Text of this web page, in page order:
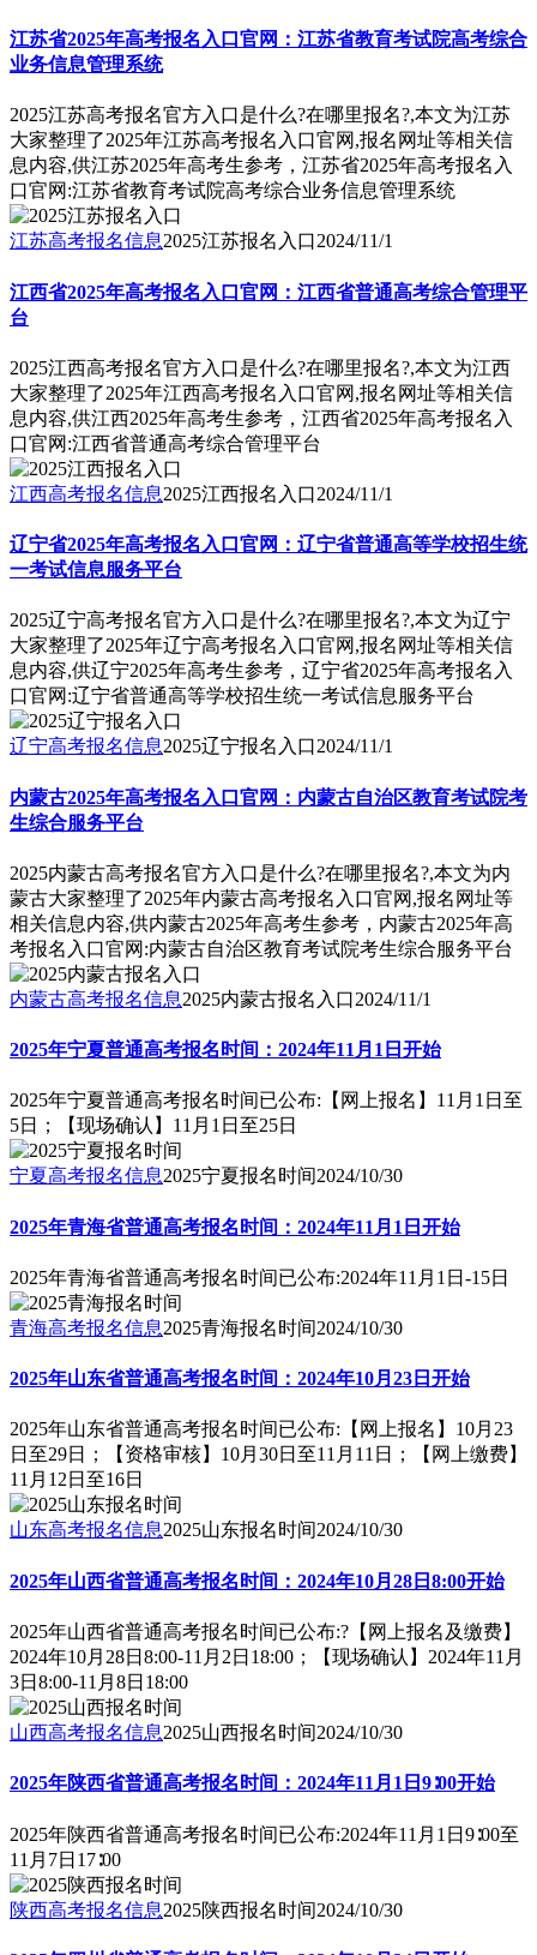
江苏省2025年高考报名入口官网：江苏省教育考试院高考综合
业务信息管理系统
2025江苏高考报名官方入口是什么?在哪里报名?,本文为江苏
大家整理了2025年江苏高考报名入口官网,报名网址等相关信
息内容,供江苏2025年高考生参考，江苏省2025年高考报名入
口官网:江苏省教育考试院高考综合业务信息管理系统
江苏高考报名信息2025江苏报名入口2024/11/1
江西省2025年高考报名入口官网：江西省普通高考综合管理平
台
2025江西高考报名官方入口是什么?在哪里报名?,本文为江西
大家整理了2025年江西高考报名入口官网,报名网址等相关信
息内容,供江西2025年高考生参考，江西省2025年高考报名入
口官网:江西省普通高考综合管理平台
江西高考报名信息2025江西报名入口2024/11/1
辽宁省2025年高考报名入口官网：辽宁省普通高等学校招生统
一考试信息服务平台
2025辽宁高考报名官方入口是什么?在哪里报名?,本文为辽宁
大家整理了2025年辽宁高考报名入口官网,报名网址等相关信
息内容,供辽宁2025年高考生参考，辽宁省2025年高考报名入
口官网:辽宁省普通高等学校招生统一考试信息服务平台
辽宁高考报名信息2025辽宁报名入口2024/11/1
内蒙古2025年高考报名入口官网：内蒙古自治区教育考试院考
生综合服务平台
2025内蒙古高考报名官方入口是什么?在哪里报名?,本文为内
蒙古大家整理了2025年内蒙古高考报名入口官网,报名网址等
相关信息内容,供内蒙古2025年高考生参考，内蒙古2025年高
考报名入口官网:内蒙古自治区教育考试院考生综合服务平台
内蒙古高考报名信息2025内蒙古报名入口2024/11/1
2025年宁夏普通高考报名时间：2024年11月1日开始
2025年宁夏普通高考报名时间已公布:【网上报名】11月1日至
5日；【现场确认】11月1日至25日
宁夏高考报名信息2025宁夏报名时间2024/10/30
2025年青海省普通高考报名时间：2024年11月1日开始
2025年青海省普通高考报名时间已公布:2024年11月1日-15日
青海高考报名信息2025青海报名时间2024/10/30
2025年山东省普通高考报名时间：2024年10月23日开始
2025年山东省普通高考报名时间已公布:【网上报名】10月23
日至29日；【资格审核】10月30日至11月11日；【网上缴费】
11月12日至16日
山东高考报名信息2025山东报名时间2024/10/30
2025年山西省普通高考报名时间：2024年10月28日8:00开始
2025年山西省普通高考报名时间已公布:?【网上报名及缴费】
2024年10月28日8:00-11月2日18:00；【现场确认】2024年11月
3日8:00-11月8日18:00
山西高考报名信息2025山西报名时间2024/10/30
2025年陕西省普通高考报名时间：2024年11月1日9∶00开始
2025年陕西省普通高考报名时间已公布:2024年11月1日9∶00至
11月7日17∶00
陕西高考报名信息2025陕西报名时间2024/10/30